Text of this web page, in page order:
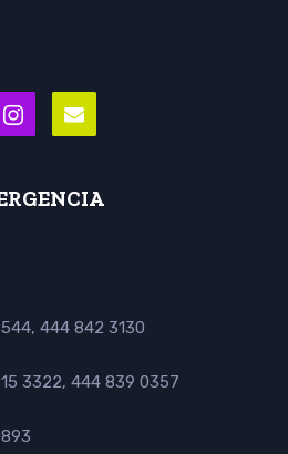
444 842 3130
3322, 444 839 0357